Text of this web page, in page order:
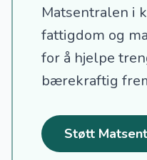
Matsentralen i
fattigdom og
for å hjelpe
bærekraftig
Støtt